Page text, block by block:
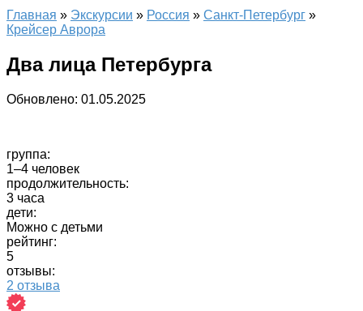
Главная » Экскурсии » Россия » Санкт-Петербург »
Крейсер Аврора
Два лица Петербурга
Обновлено: 01.05.2025
группа:
1–4 человек
продолжительность:
3 часа
дети:
Можно с детьми
рейтинг:
5
отзывы:
2 отзыва